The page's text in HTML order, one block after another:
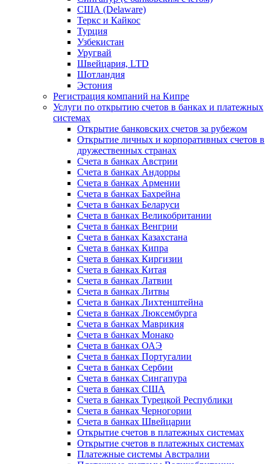
США (Delaware)
Теркс и Кайкос
Турция
Узбекистан
Уругвай
Швейцария, LTD
Шотландия
Эстония
Регистрация компаний на Кипре
Услуги по открытию счетов в банках и платежных
системах
Открытие банковских счетов за рубежом
Открытие личных и корпоративных счетов в
дружественных странах
Счета в банках Австрии
Счета в банках Андорры
Счета в банках Армении
Счета в банках Бахрейна
Счета в банках Беларуси
Счета в банках Великобритании
Счета в банках Венгрии
Счета в банках Казахстана
Счета в банках Кипра
Счета в банках Киргизии
Счета в банках Китая
Счета в банках Латвии
Счета в банках Литвы
Счета в банках Лихтенштейна
Счета в банках Люксембурга
Счета в банках Маврикия
Счета в банках Монако
Счета в банках ОАЭ
Счета в банках Португалии
Счета в банках Сербии
Счета в банках Сингапура
Счета в банках США
Счета в банках Турецкой Республики
Счета в банках Черногории
Счета в банках Швейцарии
Открытие счетов в платежных системах
Открытие счетов в платежных системах
Платежные системы Австралии